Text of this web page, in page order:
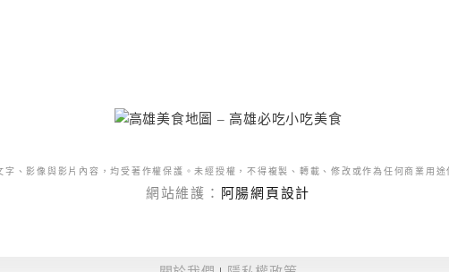
、影像與影片內容，均受著作權保護。未經授權，不得複製、轉載、修改或作為任何商業用
網站維護： 阿腸網頁設計